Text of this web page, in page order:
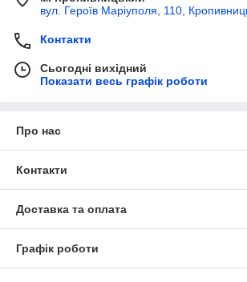
вул. Героїв Маріуполя, 110,
Контакти
Сьогодні вихідний
Показати весь графік роботи
Про нас
Контакти
Доставка та оплата
Графік роботи